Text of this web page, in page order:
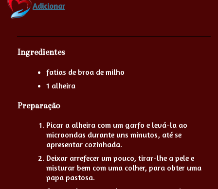
Adicionar
Ingredientes
fatias de broa de milho
1 alheira
Preparação
Picar a alheira com um garfo e levá-la ao
microondas durante uns minutos, até se
apresentar cozinhada.
Deixar arrefecer um pouco, tirar-lhe a pele e
misturar bem com uma colher, para obter uma
papa pastosa.